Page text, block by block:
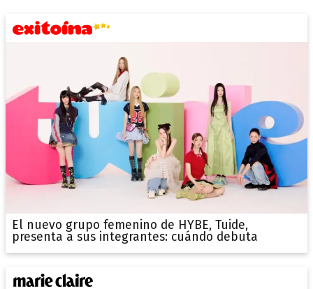
El nuevo grupo femenino de HYBE, Tuide,
presenta a sus integrantes: cuándo debuta